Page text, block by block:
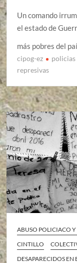
Un comando
el estado de
más pobres del
cipog-ez
represivas
ABUSO POLICIACO Y
CINTILLO
DESAPARECIDOS EN